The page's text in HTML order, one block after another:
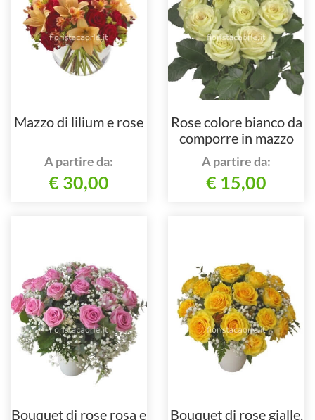
Mazzo di lilium e rose
A partire da:
€ 30,00
Rose colore bianco da
comporre in mazzo
per numero di steli.
A partire da:
€ 15,00
Bouquet di rose rosa e Bouquet di rose gialle.